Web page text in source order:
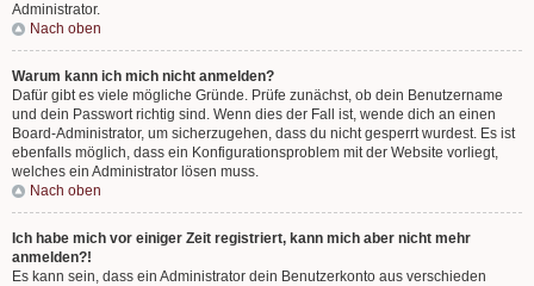
Administrator.
Nach oben
Warum kann ich mich nicht anmelden?
Dafür gibt es viele mögliche Gründe. Prüfe zunächst, ob dein Benutzername
und dein Passwort richtig sind. Wenn dies der Fall ist, wende dich an einen
Board-Administrator, um sicherzugehen, dass du nicht gesperrt wurdest. Es ist
ebenfalls möglich, dass ein Konfigurationsproblem mit der Website vorliegt,
welches ein Administrator lösen muss.
Nach oben
Ich habe mich vor einiger Zeit registriert, kann mich aber nicht mehr
anmelden?!
Es kann sein, dass ein Administrator dein Benutzerkonto aus verschieden